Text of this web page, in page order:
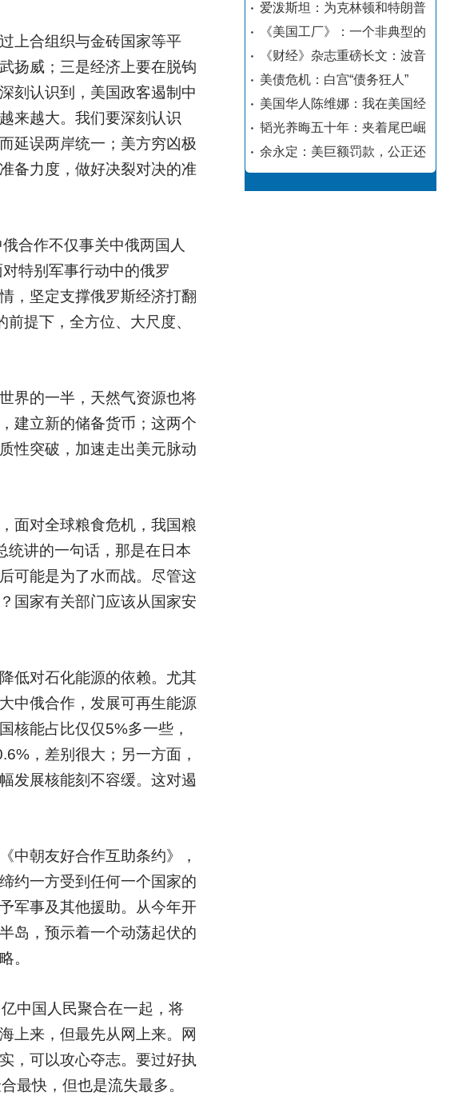
上合组织与金砖国家等平
扬威；三是经济上要在脱钩
刻认识到，美国政客遏制中
来越大。我们要深刻认识
延误两岸统一；美方穷凶极
备力度，做好决裂对决的准
合作不仅事关中俄两国人
特别军事行动中的俄罗
，坚定支撑俄罗斯经济打翻
提下，全方位、大尺度、
界的一半，天然气资源也将
建立新的储备货币；这两个
性突破，加速走出美元脉动
面对全球粮食危机，我国粮
统讲的一句话，那是在日本
可能是为了水而战。尽管这
国家有关部门应该从国家安
低对石化能源的依赖。尤其
中俄合作，发展可再生能源
核能占比仅仅5%多一些，
，差别很大；另一方面，
发展核能刻不容缓。这对遏
中朝友好合作互助条约》，
约一方受到任何一个国家的
军事及其他援助。从今年开
岛，预示着一个动荡起伏的
。
中国人民聚合在一起，将
上来，但最先从网上来。网
，可以攻心夺志。要过好执
最快，但也是流失最多。
爱泼斯坦：为克林顿和特朗普
《美国工厂》：一个非典型的
《财经》杂志重磅长文：波音
美债危机：白宫“债务狂人”
美国华人陈维娜：我在美国经
韬光养晦五十年：夹着尾巴崛
余永定：美巨额罚款，公正还